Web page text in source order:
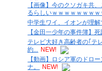
【画像】今のクソガキ共
るらしいｗｗｗｗｗｗｗｗ
中学生ワイ、イオンが理
【金田一少年の事件簿】死
テレビ大好き高齢者の｢テ
約...
NEW!
【動画】ロシア軍のドロ
ナ。
NEW!